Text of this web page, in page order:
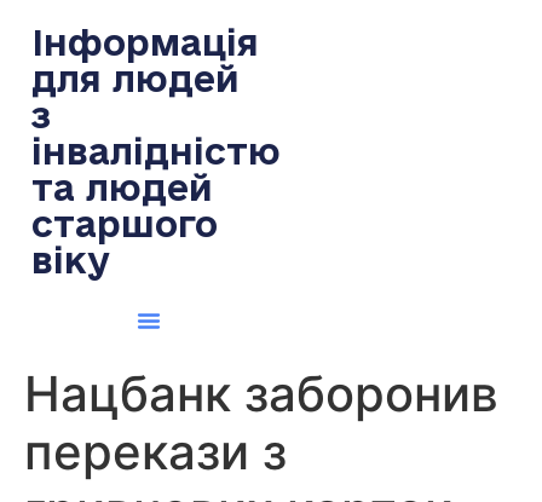
Інформація
для людей
з
інвалідністю
та людей
старшого
віку
Нацбанк заборонив
перекази з